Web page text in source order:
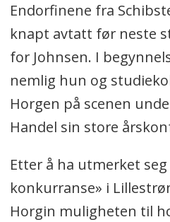
Endorfinene fra
knapt avtatt før neste
for Johnsen. I
nemlig hun og
Horgen på scenen
Handel sin store
Etter å ha utmerket
konkurranse» i
Horgin muligheten til